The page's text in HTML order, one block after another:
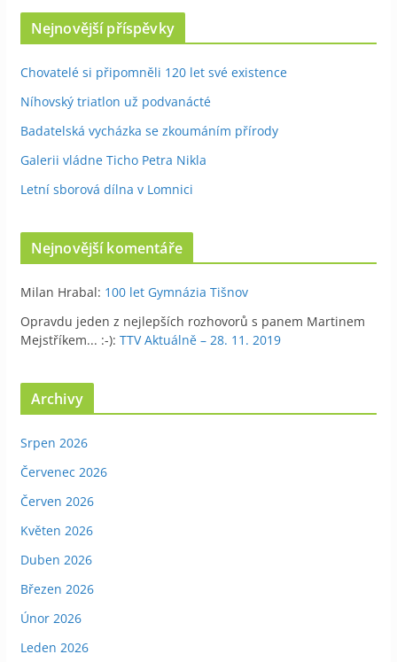
Nejnovější příspěvky
Chovatelé si připomněli 120 let své existence
Níhovský triatlon už podvanácté
Badatelská vycházka se zkoumáním přírody
Galerii vládne Ticho Petra Nikla
Letní sborová dílna v Lomnici
Nejnovější komentáře
Milan Hrabal: 100 let Gymnázia Tišnov
Opravdu jeden z nejlepších rozhovorů s panem Martinem
Mejstříkem... :-): TTV Aktuálně – 28. 11. 2019
Archivy
Srpen 2026
Červenec 2026
Červen 2026
Květen 2026
Duben 2026
Březen 2026
Únor 2026
Leden 2026